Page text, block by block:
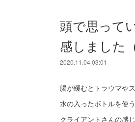
頭で思って
感しました
2020.11.04 03:01
腸が緩むとトラウマや
水の入ったボトルを使
クライアントさんの感